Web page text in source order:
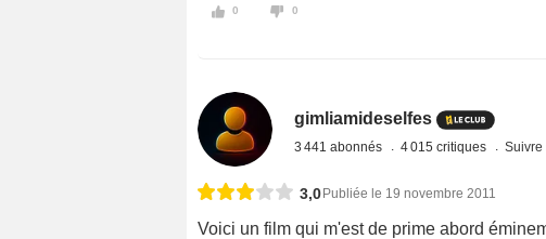
0 0
gimliamideselfes
3 441 abonnés 4 015 critiques Suivre
3,0 Publiée le 19 novembre 2011
Voici un film qui m'est de prime abord